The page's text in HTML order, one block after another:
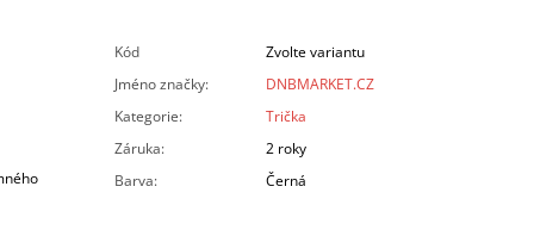
Kód
Zvolte variantu
Jméno značky:
DNBMARKET.CZ
Kategorie:
Trička
Záruka:
2 roky
Barva: Černá